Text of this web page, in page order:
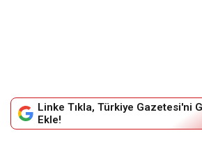
Linke Tıkla, Türkiye Gazetesi'ni
Ekle!